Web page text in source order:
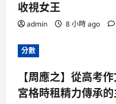
收視女王
admin 8 小時 ago
分數
【周應之】從高考
宮格時租精力傳承